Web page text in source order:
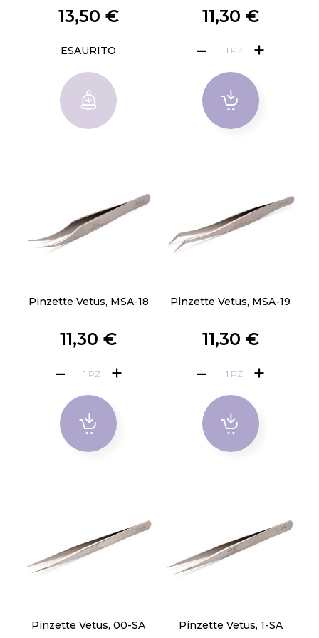
13,50 €
ESAURITO
11,30 €
PZ
Pinzette Vetus, MSA-18
11,30 €
PZ
Pinzette Vetus, MSA-19
11,30 €
PZ
Pinzette Vetus, 00-SA Pinzette Vetus, 1-SA